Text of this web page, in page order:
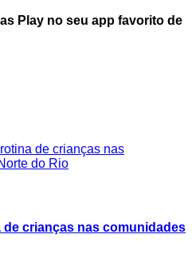
Play no seu app favorito de
crianças nas comunidades